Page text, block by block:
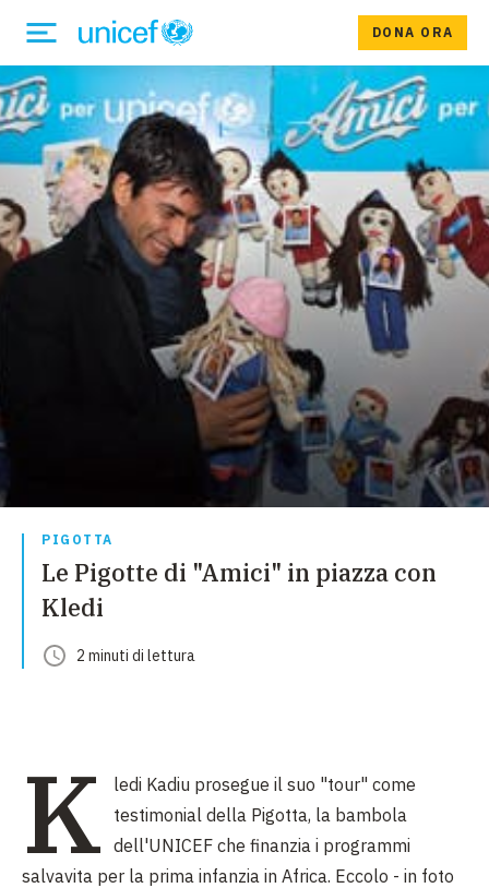
DONA ORA
PIGOTTA
Le Pigotte di "Amici" in piazza con
Kledi
2 minuti di lettura
K
ledi Kadiu prosegue il suo "tour" come
testimonial della Pigotta, la bambola
dell'UNICEF che finanzia i programmi
salvavita per la prima infanzia in Africa. Eccolo - in foto